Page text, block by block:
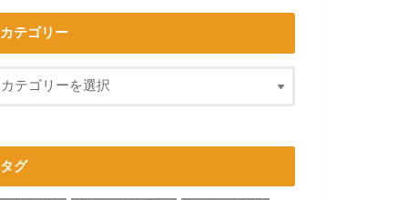
カテゴリー
タグ